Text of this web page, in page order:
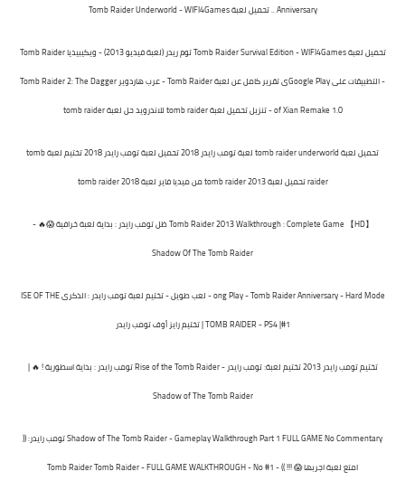
Anniversary .. تحميل لعبة Tomb Raider Underworld - WIFI4Games
تحميل لعبة Tomb Raider Survival Edition - WIFI4Games توم ريدر (لعبة فيديو 2013) - ويكيبيديا
Tomb Raider
- التطبيقات على Google Playى
تقرير كامل عن لعبة Tomb Raider - عرب هاردوير
Tomb Raider 2: The Dagger
of Xian Remake 1.0 - تنزيل
تحميل لعبة tomb raider للاندرويد حل لعبة tomb raider
تحميل لعبة tomb raider underworld لعبة تومب رايدر 2018 تحميل لعبة تومب رايدر 2018
تختيم لعبة tomb
raiderتحميل لعبة tomb raider 2013 من ميديا فاير لعبة tomb raider 2018
Tomb Raider 2013 Walkthrough : Complete Game 【HD】ظل تومب رايدر : بداية لعبة خرافية 😱🔥 -
Shadow Of The Tomb Raider
ong Play - Tomb Raider Anniversary - Hard Mode - لعب طويل - تختيم لعبة تومب رايدر : الذكرى
ISE OF THE
TOMB RAIDER - PS4 |#1 | تختيم رايز أوف تومب رايدر
تختيم تومب رايدر 2013 تختيم لعبة: تومب رايدر - Rise of the Tomb Raider
تومب رايدر : بداية اسطورية ! 🔥 |
Shadow of The Tomb Raider
Shadow of The Tomb Raider - Gameplay Walkthrough Part 1 FULL GAME No Commentaryتومب رايدر: ((
امتع لعبة اجربها 😱 !!! )) - 1# Tomb Raider
Tomb Raider - FULL GAME WALKTHROUGH - No